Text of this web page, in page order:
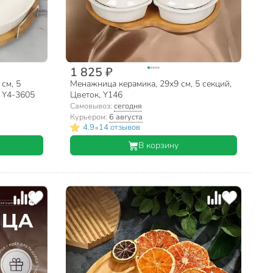
5
Y4-3605
1 825 ₽
Менажница керамика, 29х9 см, 5 секций,
Цветок, Y146
Самовывоз:сегодня
Курьером: 6 августа
4.9•14 отзывов
В корзину